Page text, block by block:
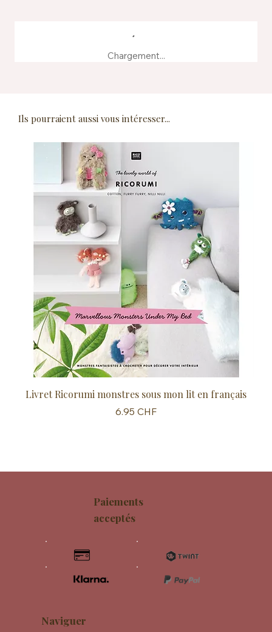
Chargement...
Ils pourraient aussi vous intéresser...
Livret Ricorumi monstres sous mon lit en français
Prix
6.95 CHF
Naviguer
Paiements
acceptés